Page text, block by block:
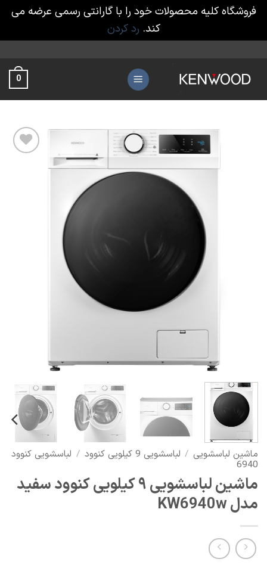
فروشگاه کلیه محصولات خود را با گارانتی رسمی عرضه می
کند. رد کردن
content
0
ماشین لباسشویی / لباسشویی 9 کیلویی کنوود / لباسشویی کنوود
6940
ماشین لباسشویی ۹ کیلویی کنوود سفید
مدل KW6940w